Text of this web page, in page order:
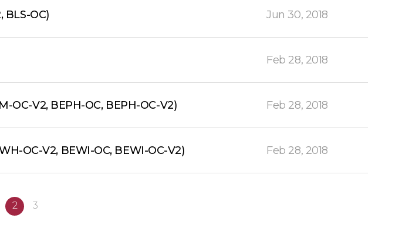
BLS-OC) Jun 30, 2018
Feb 28, 2018
OC-V2, BEPH-OC, BEPH-OC-V2) Feb 28, 2018
OC-V2, BEWI-OC, BEWI-OC-V2) Feb 28, 2018
2 3